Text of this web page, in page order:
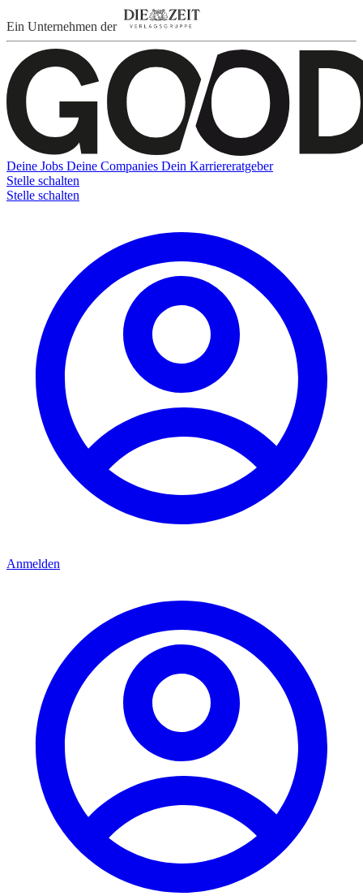
Ein Unternehmen der
Deine Jobs Deine Companies Dein Karriereratgeber
Stelle schalten
Stelle schalten
Anmelden